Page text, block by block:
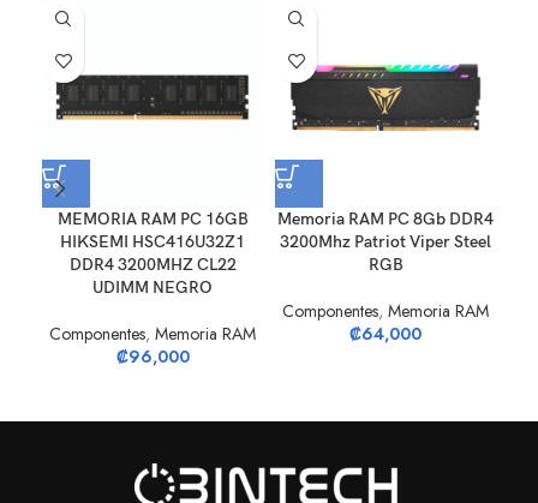
MEMORIA RAM PC 16GB
HIKSEMI HSC416U32Z1
DDR4 3200MHZ CL22
UDIMM NEGRO
Componentes, Memoria RAM
₡96,000
Memoria RAM PC 8Gb DDR4
3200Mhz Patriot Viper Steel
RGB
Componentes, Memoria RAM
₡64,000